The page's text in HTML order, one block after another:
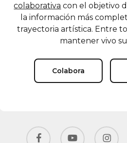
colaborativa con el objetivo
la información más
trayectoria artística. Entre
mantener vivo
Colabora
facebook youtube instagram